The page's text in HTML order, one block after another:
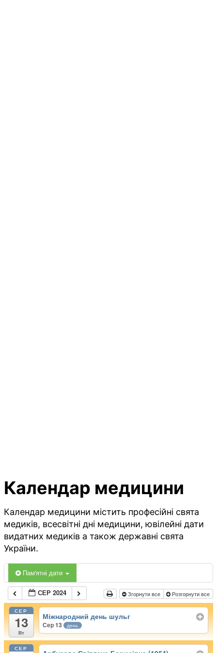
Календар медицини
Календар медицини містить професійні свята
медиків, всесвітні дні медицини, ювілейні дати
видатних медиків а також державні свята
України.
Пам'ятні дати
СЕР 2024 Згорнути все Розгорнути все
СЕР
13
Вт
Міжнародний день шульг
Сер 13 день
СЕР